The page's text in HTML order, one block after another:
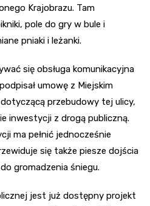
Krajobrazu. Tam
pole do gry w bule i
pniaki i leżanki.
się obsługa komunikacyjna
umowę z Miejskim
przebudowy tej ulicy,
inwestycji z drogą publiczną.
ma pełnić jednocześnie
się także piesze dojścia
gromadzenia śniegu.
jest już dostępny projekt